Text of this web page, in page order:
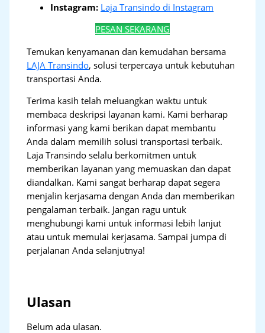
Instagram: Laja Transindo di Instagram
PESAN SEKARANG
Temukan kenyamanan dan kemudahan bersama
LAJA Transindo, solusi terpercaya untuk kebutuhan
transportasi Anda.
Terima kasih telah meluangkan waktu untuk
membaca deskripsi layanan kami. Kami berharap
informasi yang kami berikan dapat membantu
Anda dalam memilih solusi transportasi terbaik.
Laja Transindo selalu berkomitmen untuk
memberikan layanan yang memuaskan dan dapat
diandalkan. Kami sangat berharap dapat segera
menjalin kerjasama dengan Anda dan memberikan
pengalaman terbaik. Jangan ragu untuk
menghubungi kami untuk informasi lebih lanjut
atau untuk memulai kerjasama. Sampai jumpa di
perjalanan Anda selanjutnya!
Ulasan
Belum ada ulasan.